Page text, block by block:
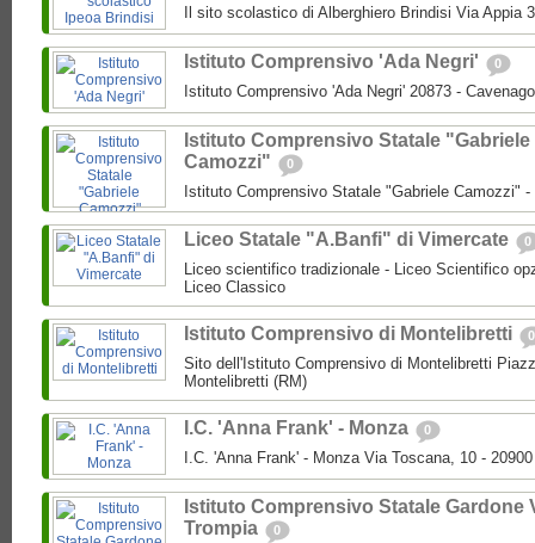
Il sito scolastico di Alberghiero Brindisi Via Appia
Istituto Comprensivo 'Ada Negri' 0
Istituto Comprensivo 'Ada Negri' 20873 -
Istituto Comprensivo Statale "Gabriele
Camozzi"
0
Istituto Comprensivo Statale "Gabriele Camozzi"
Liceo Statale "A.Banfi" di Vimercate 0
Liceo scientifico tradizionale - Liceo Scientifico
Liceo Classico
Istituto Comprensivo di Montelibretti 0
Sito dell'Istituto Comprensivo di Montelibretti
Montelibretti (RM)
I.C. 'Anna Frank' - Monza 0
I.C. 'Anna Frank' - Monza Via Toscana, 10 -
Istituto Comprensivo Statale Gardone
Trompia
0